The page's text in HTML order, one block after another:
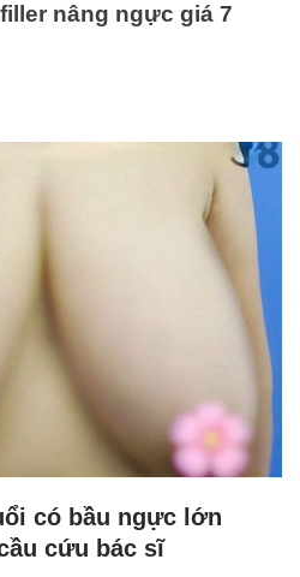
nâng ngực giá 7
có bầu ngực lớn
cứu bác sĩ